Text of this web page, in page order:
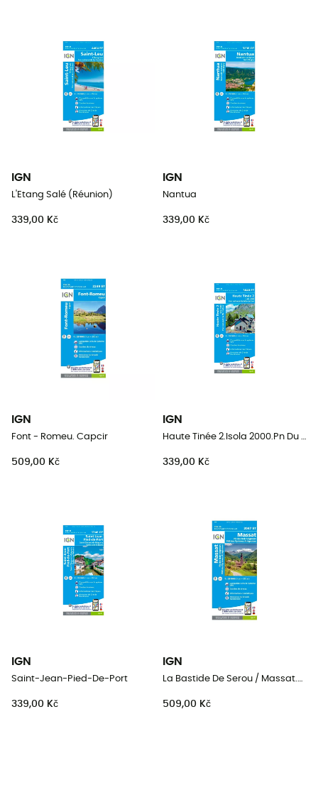
IGN
L'Etang Salé (Réunion)
339,00 Kč
IGN
Nantua
339,00 Kč
IGN
Font - Romeu. Capcir
509,00 Kč
IGN
Haute Tinée 2.Isola 2000.Pn Du Mercantour
339,00 Kč
IGN
Saint-Jean-Pied-De-Port
339,00 Kč
IGN
La Bastide De Serou / Massat.Pic Des Trois Seigneurs.Pnr Des Pyrénées-Ariégeoises
509,00 Kč